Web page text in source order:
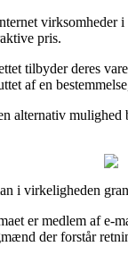
pris.
tilbyder deres
af en
alternativ
i virkeligheden
er medlem af e-
der forstår